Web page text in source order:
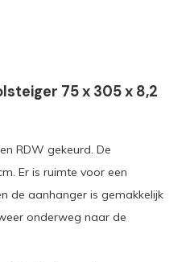
75 x 305 x 8,2
RDW gekeurd. De
Er is ruimte voor een
de aanhanger is gemakkelijk
onderweg naar de